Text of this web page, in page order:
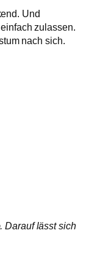
Und
zulassen.
nach sich.
Darauf lässt sich